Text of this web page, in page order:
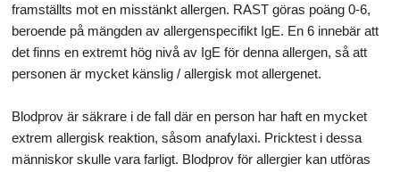
framställts mot en misstänkt allergen. RAST göras poäng 0-6,
beroende på mängden av allergenspecifikt IgE. En 6 innebär att
det finns en extremt hög nivå av IgE för denna allergen, så att
personen är mycket känslig / allergisk mot allergenet.
Blodprov är säkrare i de fall där en person har haft en mycket
extrem allergisk reaktion, såsom anafylaxi. Pricktest i dessa
människor skulle vara farligt. Blodprov för allergier kan utföras